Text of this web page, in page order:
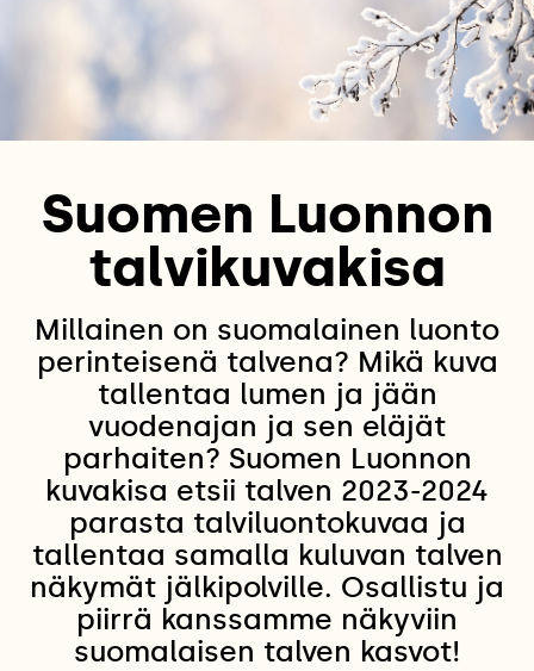
Suomen Luonnon
talvikuvakisa
Millainen on suomalainen luonto
perinteisenä talvena? Mikä kuva
tallentaa lumen ja jään
vuodenajan ja sen eläjät
parhaiten? Suomen Luonnon
kuvakisa etsii talven 2023-2024
parasta talviluontokuvaa ja
tallentaa samalla kuluvan talven
näkymät jälkipolville. Osallistu ja
piirrä kanssamme näkyviin
suomalaisen talven kasvot!